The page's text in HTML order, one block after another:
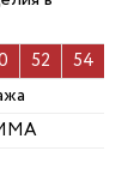
52
54